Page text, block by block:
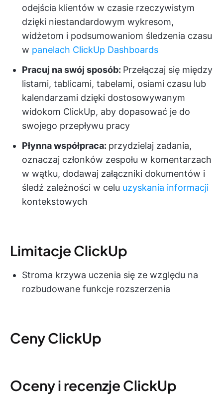
odejścia klientów w czasie rzeczywistym
dzięki niestandardowym wykresom,
widżetom i podsumowaniom śledzenia czasu
w panelach ClickUp Dashboards
Pracuj na swój sposób: Przełączaj się między
listami, tablicami, tabelami, osiami czasu lub
kalendarzami dzięki dostosowywanym
widokom ClickUp, aby dopasować je do
swojego przepływu pracy
Płynna współpraca: przydzielaj zadania,
oznaczaj członków zespołu w komentarzach
w wątku, dodawaj załączniki dokumentów i
śledź zależności w celu uzyskania informacji
kontekstowych
Limitacje ClickUp
Stroma krzywa uczenia się ze względu na
rozbudowane funkcje rozszerzenia
Ceny ClickUp
Oceny i recenzje ClickUp